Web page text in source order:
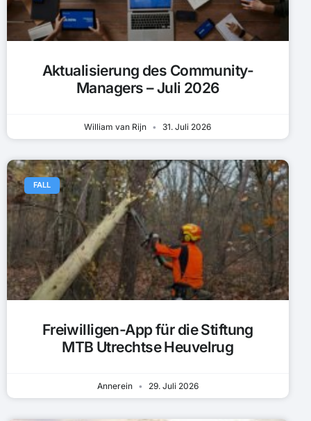
Aktualisierung des Community-
Managers – Juli 2026
William van Rijn 31. Juli 2026
FALL
Freiwilligen-App für die Stiftung
MTB Utrechtse Heuvelrug
Annerein 29. Juli 2026